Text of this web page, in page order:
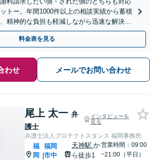
トー。年間1000件以上の相談実績から蓄積
精神的な負担も軽減しながら迅速な解決を
相談あり】【ビデオ面談可】
料金表を見る
わせ メールでお問い合わせ
尾上 太一 弁
護士
インタビューを
見る
弁護士法人プロテクトスタンス 福岡事務所
福
岡 |
福岡
市中
天神駅 か
ら徒歩1
営業時間：09:00
~21:00（平日）